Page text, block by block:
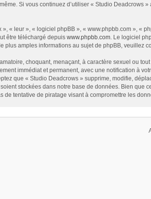
Si vous continuez d’utiliser « Studio Deadcrows
« leur », « logiciel phpBB », « www.phpbb.com », «
être téléchargé depuis www.phpbb.com. Le logiciel
plus amples informations au sujet de phpBB, veuillez
choquant, menaçant, à caractère sexuel ou
immédiat et permanent, avec une notification à
que « Studio Deadcrows » supprime, modifie,
stockées dans notre base de données. Bien
de tentative de piratage visant à compromettre les